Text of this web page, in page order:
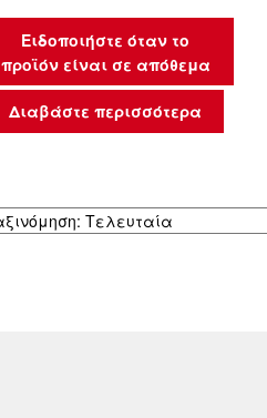
Ειδοποιήστε όταν το
προϊόν είναι σε απόθεμα
Διαβάστε περισσότερα